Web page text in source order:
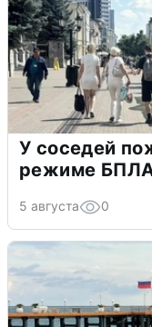
У соседей
режиме
5 августа 0